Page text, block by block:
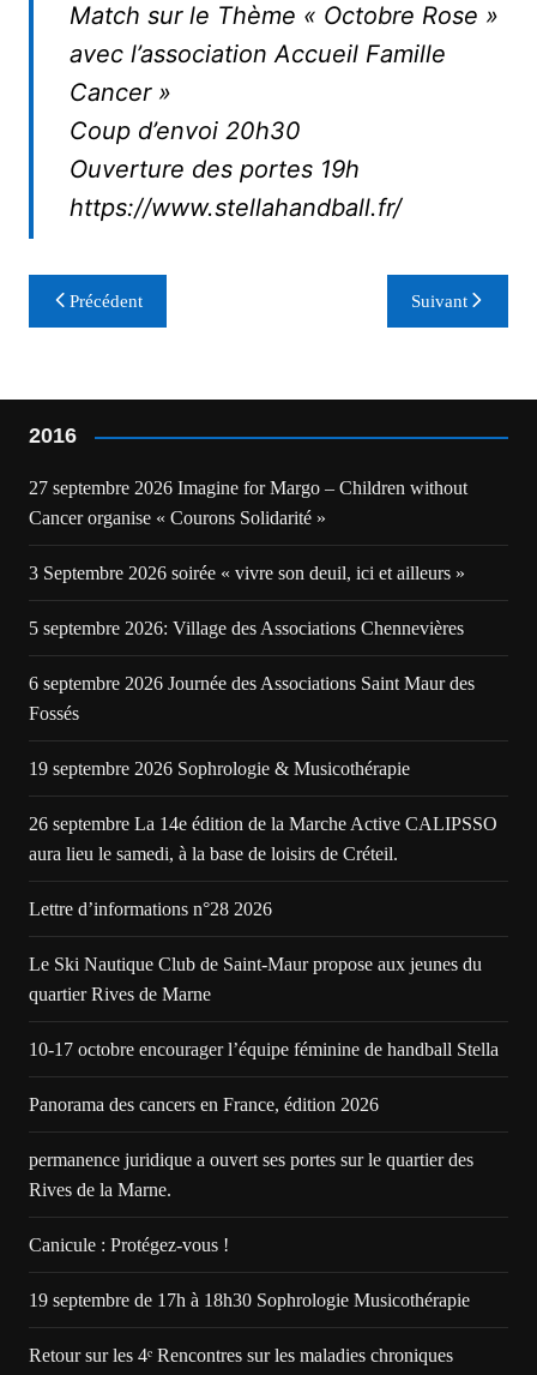
Match sur le Thème « Octobre Rose »
avec l’association Accueil Famille
Cancer »
Coup d’envoi 20h30
Ouverture des portes 19h
https://www.stellahandball.fr/
Navigation
de
Précédent Suivant
2016
27 septembre 2026 Imagine for Margo – Children without
Cancer organise « Courons Solidarité »
3 Septembre 2026 soirée « vivre son deuil, ici et ailleurs »
5 septembre 2026: Village des Associations Chennevières
6 septembre 2026 Journée des Associations Saint Maur des
Fossés
19 septembre 2026 Sophrologie & Musicothérapie
26 septembre La 14e édition de la Marche Active CALIPSSO
aura lieu le samedi, à la base de loisirs de Créteil.
Lettre d’informations n°28 2026
Le Ski Nautique Club de Saint-Maur propose aux jeunes du
quartier Rives de Marne
10-17 octobre encourager l’équipe féminine de handball Stella
Panorama des cancers en France, édition 2026
permanence juridique a ouvert ses portes sur le quartier des
Rives de la Marne.
Canicule : Protégez-vous !
19 septembre de 17h à 18h30 Sophrologie Musicothérapie
Retour sur les 4ᵉ Rencontres sur les maladies chroniques